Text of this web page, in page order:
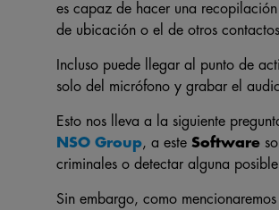
es capaz de hacer una
de ubicación o el de otros
Incluso puede llegar al punto de
solo del micrófono y grabar el
Esto nos lleva a la siguiente
NSO Group, a este Software
criminales o detectar alguna
Sin embargo, como